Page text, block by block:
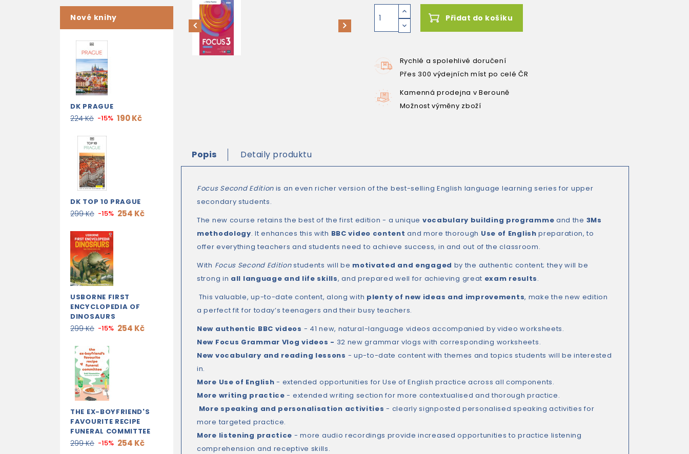
Nové knihy
DK PRAGUE
224 Kč -15% 190 Kč
DK TOP 10 PRAGUE
299 Kč -15% 254 Kč
USBORNE FIRST
ENCYCLOPEDIA OF
DINOSAURS
299 Kč -15% 254 Kč
THE EX-BOYFRIEND'S
FAVOURITE RECIPE
FUNERAL COMMITTEE
299 Kč -15% 254 Kč
Přidat do košíku
Rychlé a spolehlivé doručení
Přes 300 výdejních míst po celé ČR
Kamenná prodejna v Berouně
Možnost výměny zboží
Popis Detaily produktu
Focus Second Edition is an even richer version of the best-selling English language learning series for upper
secondary students.
The new course retains the best of the first edition - a unique vocabulary building programme and the 3Ms
methodology. It enhances this with BBC video content and more thorough Use of English preparation, to
offer everything teachers and students need to achieve success, in and out of the classroom.
With Focus Second Editionstudents will be motivated and engaged by the authentic content; they will be
strong in all language and life skills, and prepared well for achieving great exam results.
This valuable, up-to-date content, along with plenty of new ideas and improvements, make the new edition
a perfect fit for today’s teenagers and their busy teachers.
New authentic BBC videos - 41 new, natural-language videos accompanied by video worksheets.
New Focus Grammar Vlog videos - 32 new grammar vlogs with corresponding worksheets.
New vocabulary and reading lessons - up-to-date content with themes and topics students will be interested
in.
More Use of English - extended opportunities for Use of English practice across all components.
More writing practice - extended writing section for more contextualised and thorough practice.
More speaking and personalisation activities - clearly signposted personalised speaking activities for
more targeted practice.
More listening practice - more audio recordings provide increased opportunities to practice listening
comprehension and receptive skills.